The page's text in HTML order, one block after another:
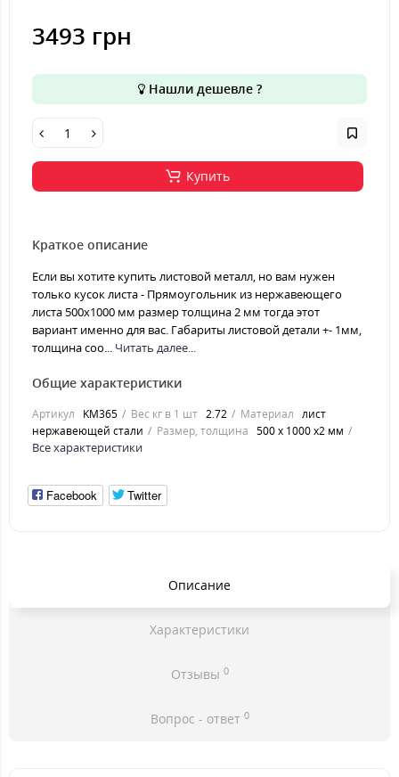
3493 грн
Нашли дешевле ?
Купить
Краткое описание
Если вы хотите купить листовой металл, но вам нужен
только кусок листа - Прямоугольник из нержавеющего
листа 500х1000 мм размер толщина 2 мм тогда этот
вариант именно для вас. Габариты листовой детали +- 1мм,
толщина соо... Читать далее...
Общие характеристики
Артикул KM365 Вес кг в 1 шт 2.72 Материал лист
нержавеющей стали
Размер, толщина 500 х 1000 х2 мм
Все характеристики
Facebook Twitter
Описание
Характеристики
Отзывы 0
Вопрос - ответ 0